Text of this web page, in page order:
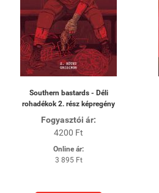
Southern bastards - Déli
rohadékok 2. rész képregény
Fogyasztói ár:
4200 Ft
Online ár:
3 895 Ft